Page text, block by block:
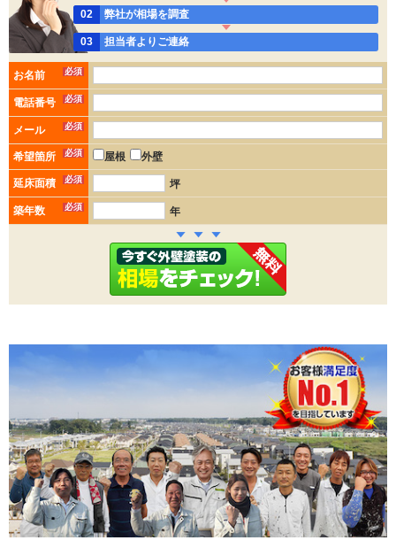
02 弊社が相場を調査
03 担当者よりご連絡
お名前 必須
電話番号 必須
メール 必須
希望箇所 必須 屋根 外壁
延床面積 必須 坪
築年数 必須 年